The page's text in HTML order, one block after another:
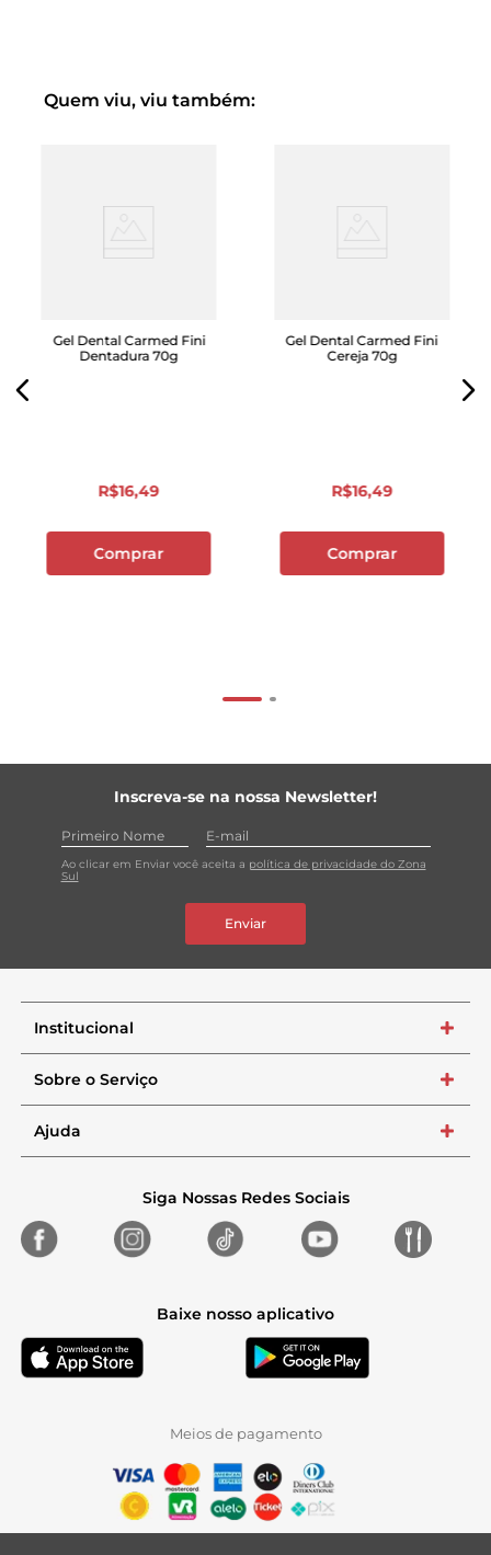
Quem viu, viu também:
Gel Dental Carmed Fini
Dentadura 70g
R$16,49
Comprar
Gel Dental Carmed Fini
Cereja 70g
R$16,49
Comprar
Inscreva-se na nossa Newsletter!
Ao clicar em Enviar você aceita a política de privacidade do Zona
Sul
Enviar
Institucional +
Sobre o Serviço +
Ajuda +
Siga Nossas Redes Sociais
Baixe nosso aplicativo
Meios de pagamento